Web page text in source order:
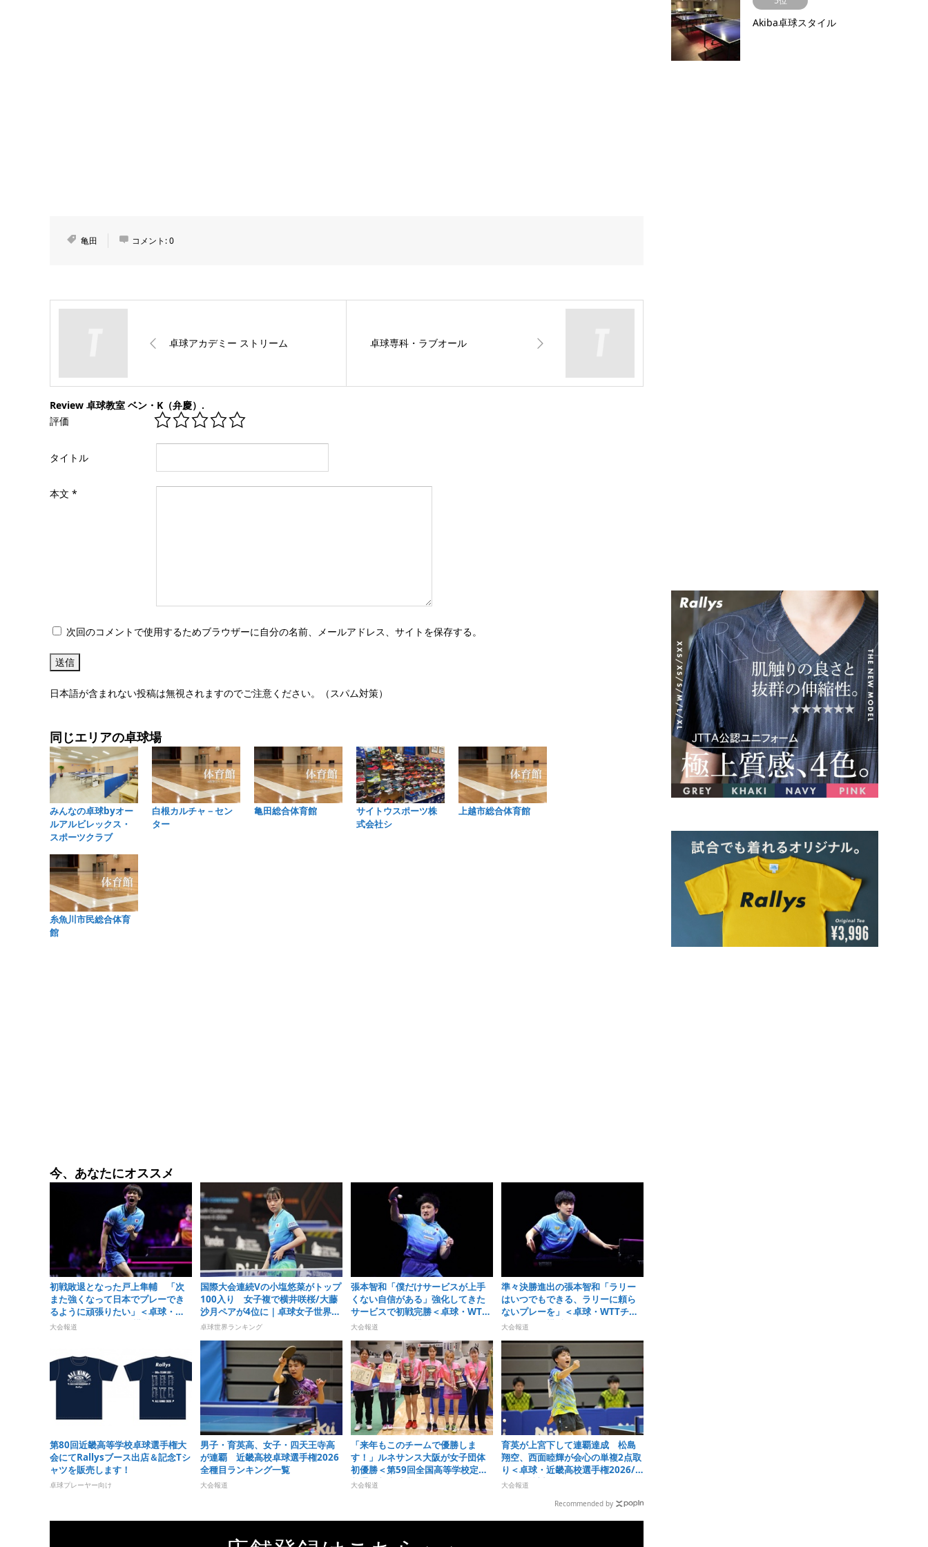
亀田 コメント:0
卓球アカデミー ストリーム 卓球専科・ラブオール
Review 卓球教室 ベン・K（弁慶）.
評価
タイトル
本文 *
次回のコメントで使用するためブラウザーに自分の名前、メールアドレス、サイトを保存する。
日本語が含まれない投稿は無視されますのでご注意ください。（スパム対策）
同じエリアの卓球場
みんなの卓球byオー
ルアルビレックス・
スポーツクラブ
白根カルチャ－セン
ター
亀田総合体育館
サイトウスポーツ株
式会社シ
上越市総合体育館
糸魚川市民総合体育
館
今、あなたにオススメ
初戦敗退となった戸上隼輔 「次
また強くなって日本でプレーでき
るように頑張りたい」＜卓球・
WTTチャンピオンズ横浜2026＞
大会報道
国際大会連続Vの小塩悠菜がトップ
100入り 女子複で横井咲桜/大藤
沙月ペアが4位に｜卓球女子世界ラ
ンキング（2026年第32週）
卓球世界ランキング
張本智和「僕だけサービスが上手
くない自信がある」強化してきた
サービスで初戦完勝＜卓球・WTT
チャンピオンズ横浜2026＞
大会報道
準々決勝進出の張本智和「ラリー
はいつでもできる、ラリーに頼ら
ないプレーを」＜卓球・WTTチャ
ンピオンズ横浜2026＞
大会報道
第80回近畿高等学校卓球選手権大
会にてRallysブース出店＆記念Tシ
ャツを販売します！
卓球プレーヤー向け
男子・育英高、女子・四天王寺高
が連覇 近畿高校卓球選手権2026
全種目ランキング一覧
大会報道
「来年もこのチームで優勝しま
す！」ルネサンス大阪が女子団体
初優勝＜第59回全国高等学校定時
制通信制卓球大会＞
大会報道
育英が上宮下して連覇達成 松島
翔空、西面睦輝が会心の単複2点取
り＜卓球・近畿高校選手権2026/
男子学校対抗＞
大会報道
Recommended by
Akiba卓球スタイル